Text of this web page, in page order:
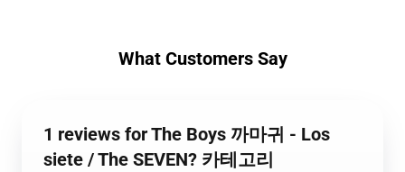
What Customers Say
1 reviews for The Boys 까마귀 - Los
siete / The SEVEN? 카테고리